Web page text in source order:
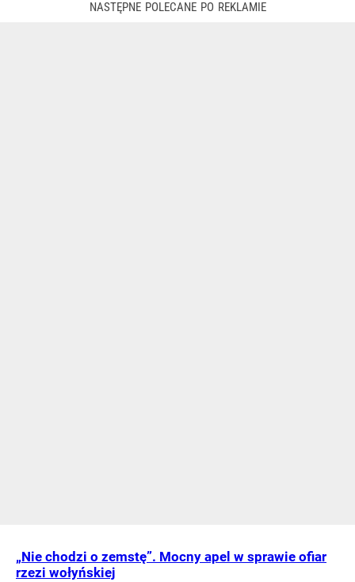
„Nie chodzi o zemstę”. Mocny apel w sprawie ofiar
rzezi wołyńskiej